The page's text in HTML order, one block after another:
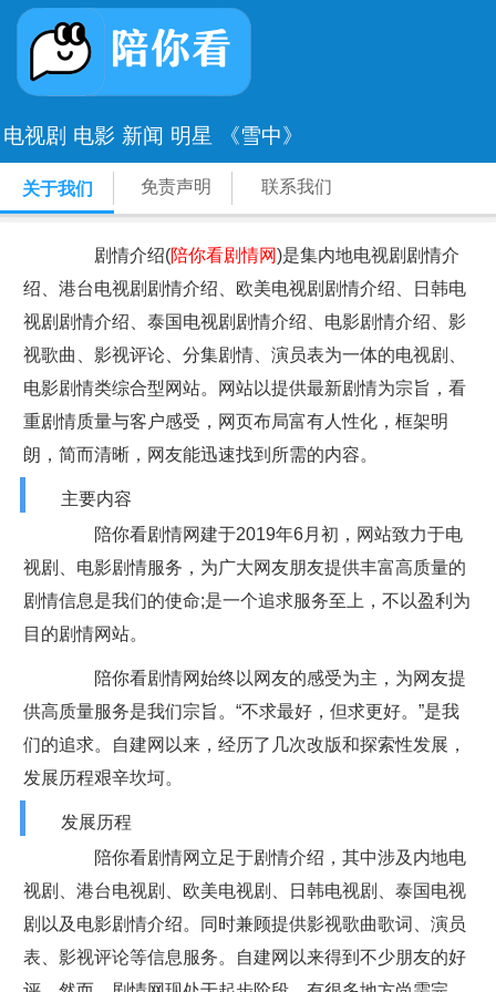
电视剧 电影 新闻 明星 《雪中》
关于我们 免责声明 联系我们
剧情介绍(陪你看剧情网)是集内地电视剧剧情介
绍、港台电视剧剧情介绍、欧美电视剧剧情介绍、日韩电
视剧剧情介绍、泰国电视剧剧情介绍、电影剧情介绍、影
视歌曲、影视评论、分集剧情、演员表为一体的电视剧、
电影剧情类综合型网站。网站以提供最新剧情为宗旨，看
重剧情质量与客户感受，网页布局富有人性化，框架明
朗，简而清晰，网友能迅速找到所需的内容。
主要内容
陪你看剧情网建于2019年6月初，网站致力于电
视剧、电影剧情服务，为广大网友朋友提供丰富高质量的
剧情信息是我们的使命;是一个追求服务至上，不以盈利为
目的剧情网站。
陪你看剧情网始终以网友的感受为主，为网友提
供高质量服务是我们宗旨。“不求最好，但求更好。”是我
们的追求。自建网以来，经历了几次改版和探索性发展，
发展历程艰辛坎坷。
发展历程
陪你看剧情网立足于剧情介绍，其中涉及内地电
视剧、港台电视剧、欧美电视剧、日韩电视剧、泰国电视
剧以及电影剧情介绍。同时兼顾提供影视歌曲歌词、演员
表、影视评论等信息服务。自建网以来得到不少朋友的好